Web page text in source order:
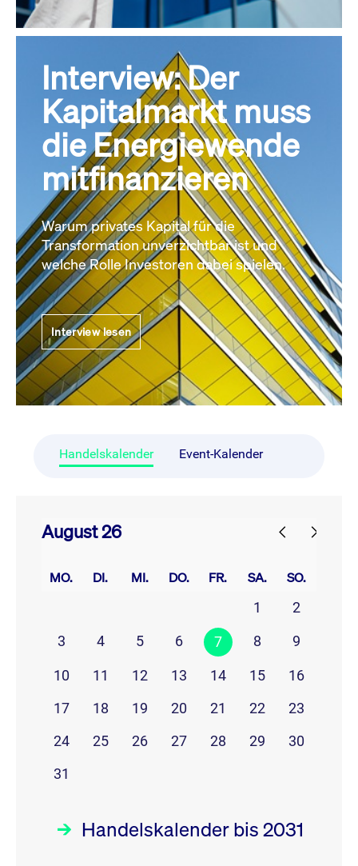
Interview: Der
Kapitalmarkt muss
die Energiewende
mitfinanzieren
Warum privates Kapital für die
Transformation unverzichtbar ist und
welche Rolle Investoren dabei spielen.
Interview lesen
Handelskalender Event-Kalender
August 26
MO. DI. MI. DO. FR. SA. SO.
1
2
3
4 5 6 7 8 9
10 11 12 13 14 15
16
17
18 19 20 21 22
23
24
25 26 27 28 29
30
31
Handelskalender bis 2031